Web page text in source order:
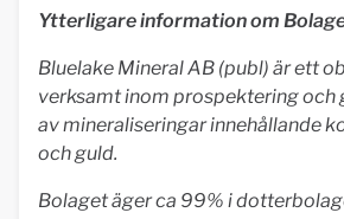
Ytterligare information om
Bluelake Mineral AB (publ) är ett
verksamt inom prospektering och
av mineraliseringar innehållande
och guld.
Bolaget äger ca 99% i